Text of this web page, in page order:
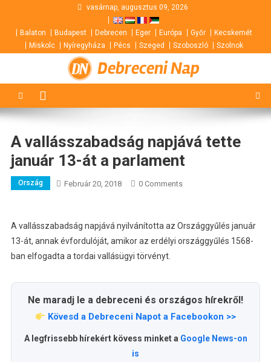
content
vasárnap, augusztus 09, 2026
Balaton Budapest Debrecen Eger Európa Győr
Kecskemét
Miskolc
Nyíregyháza Pécs Szeged Szoboszló Szolnok
Debreceni Nap
A vallásszabadság napjává tette
január 13-át a parlament
Ország Február 20, 2018 0 Comments
A vallásszabadság napjává nyilvánította az Országgyűlés január
13-át, annak évfordulóját, amikor az erdélyi országgyűlés 1568-
ban elfogadta a tordai vallásügyi törvényt.
Ne maradj le a debreceni és országos hírekről!
Kövesd a Debreceni Napot a Facebookon >>
A legfrissebb hírekért kövess minket a Google News-on
is